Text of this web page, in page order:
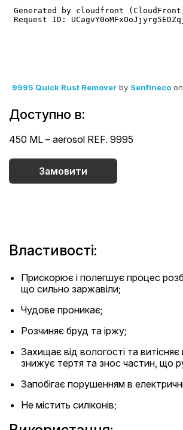
9995 Quick Rust Remover by Senfineco on
Доступно в:
450 ML – aerosol REF. 9995
Замовити
Властивості:
Прискорює і полегшує процес
що сильно заржавіли;
Чудове проникає;
Розчиняє бруд та іржу;
Захищає від вологості та
знижує тертя та знос частин, що
Запобігає порушенням в
Не містить силіконів;